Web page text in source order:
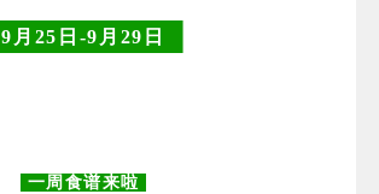
9月25日-9月29日
一周食谱来啦